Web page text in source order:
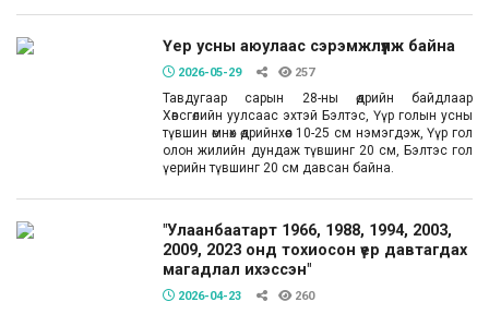
Үер усны аюулаас сэрэмжлүүлж байна
2026-05-29 257
Тавдугаар сарын 28-ны өдрийн байдлаар
Хөвсгөлийн уулсаас эхтэй Бэлтэс, Үүр голын усны
түвшин өмнөх өдрийнхөөс 10-25 см нэмэгдэж, Үүр гол
олон жилийн дундаж түвшинг 20 см, Бэлтэс гол
үерийн түвшинг 20 см давсан байна.
"Улаанбаатарт 1966, 1988, 1994, 2003,
2009, 2023 онд тохиосон үер давтагдах
магадлал ихэссэн"
2026-04-23 260